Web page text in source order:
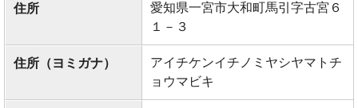
住所
愛知県一宮市大和町馬引字古宮６
１－３
住所（ヨミガナ）
アイチケンイチノミヤシヤマトチ
ョウマビキ